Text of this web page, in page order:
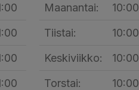
Maanantai: 10:00
Tiistai:
10:00
Keskiviikko:
10:00
Torstai:
10:00